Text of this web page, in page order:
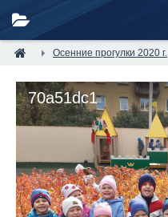
Осенние прогулки 2020 г.
70a51dc1